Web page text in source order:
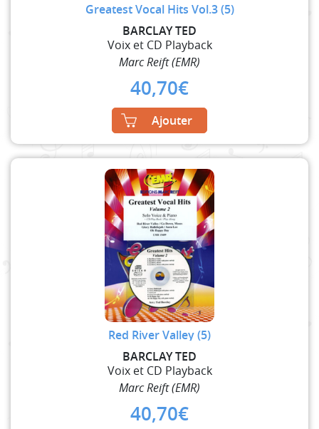
Greatest Vocal Hits Vol.3 (5)
BARCLAY TED
Voix et CD Playback
Marc Reift (EMR)
40,70€
Ajouter
Red River Valley (5)
BARCLAY TED
Voix et CD Playback
Marc Reift (EMR)
40,70€